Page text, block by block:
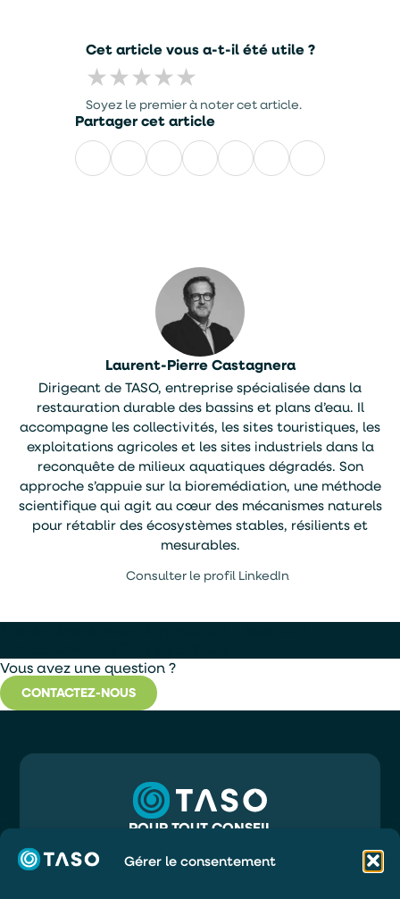
Gérer le consentement
Cet article vous a-t-il été utile ?
★★★★★
Soyez le premier à noter cet article.
Partager cet article
FacebookLinkedIn WhatsApp
E-
Laurent-Pierre Castagnera
Dirigeant de TASO, entreprise spécialisée dans la
restauration durable des bassins et plans d’eau. Il
accompagne les collectivités, les sites touristiques, les
exploitations agricoles et les sites industriels dans la
reconquête de milieux aquatiques dégradés. Son
approche s’appuie sur la bioremédiation, une méthode
scientifique qui agit au cœur des mécanismes naturels
pour rétablir des écosystèmes stables, résilients et
mesurables.
Consulter le profil LinkedIn
Vous avez une question ?
CONTACTEZ-NOUS
POUR TOUT CONSEIL
INFO@TASO.FR
TASO